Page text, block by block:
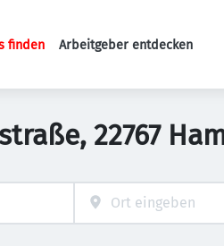
Haupt-Navigation
finden Arbeitgeber entdecken
22767